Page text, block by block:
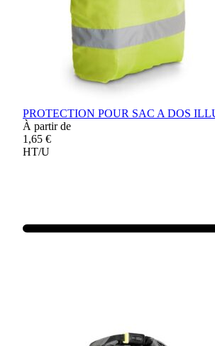
PROTECTION POUR SAC A DOS
À partir de
1,65 €
HT/U